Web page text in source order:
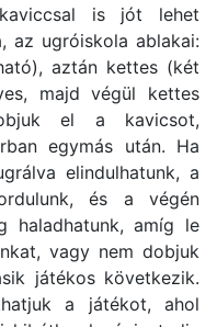
is jót lehet
az ugróiskola ablakai:
aztán kettes (két
majd végül kettes
el a kavicsot,
egymás után. Ha
elindulhatunk, a
és a végén
haladhatunk, amíg le
vagy nem dobjuk
játékos következik.
a játékot, ahol